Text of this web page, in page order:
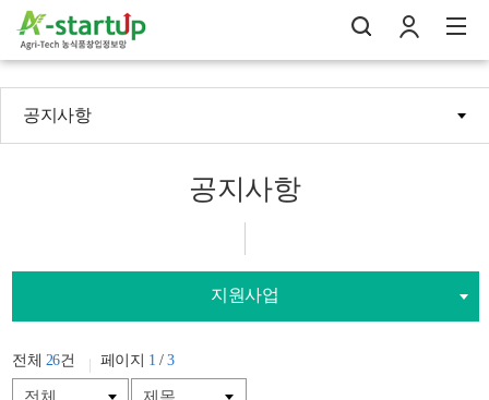
공지사항
공지사항
지원사업
전체 26건 페이지 1 / 3